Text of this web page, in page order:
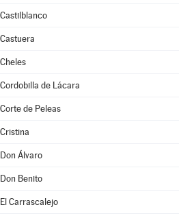
Castilblanco
Castuera
Cheles
Cordobilla de Lácara
Corte de Peleas
Cristina
Don Álvaro
Don Benito
El Carrascalejo